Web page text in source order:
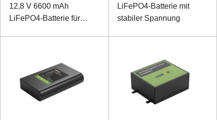
12,8 V 6600 mAh
LiFePO4-Batterie für
LiFePO4-Batterie mit
stabiler Spannung